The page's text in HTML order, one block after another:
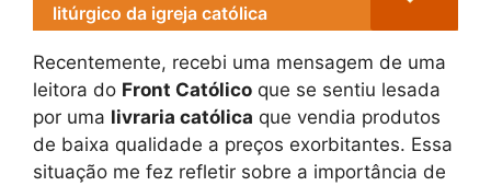
litúrgico da igreja católica
Recentemente, recebi uma mensagem de uma
leitora do Front Católico que se sentiu lesada
por uma livraria católica que vendia produtos
de baixa qualidade a preços exorbitantes. Essa
situação me fez refletir sobre a importância de